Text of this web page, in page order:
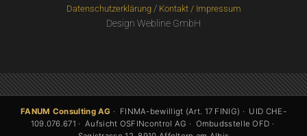
Datenschutzerklärung/ Kontakt / Impressum
Design Webline GmbH
FANUM Consulting AG · FINMA-bewilligt (Art. 17 FINIG) · UID CHE-
109.076.671 · Aufsicht OSFINcontrol AG · Ombudsstelle OFD ·